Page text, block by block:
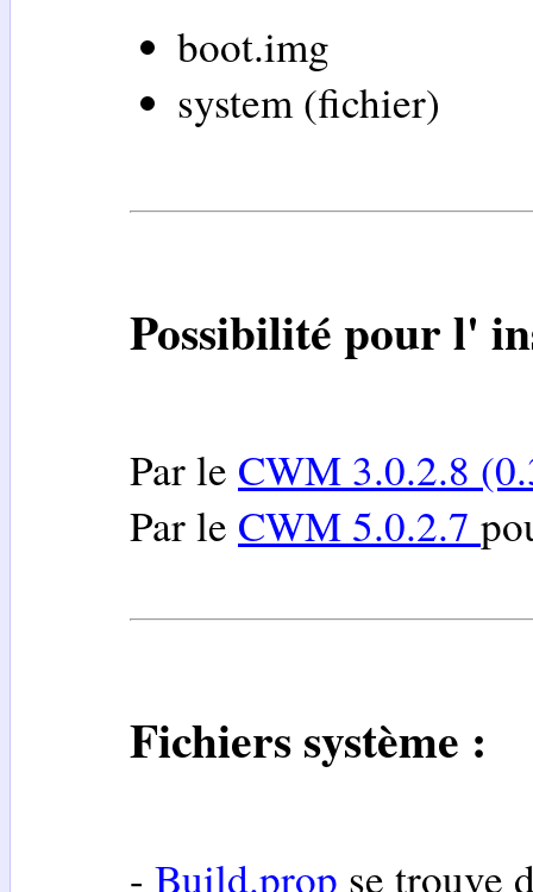
boot.img
system (fichier)
Possibilité pour l'
Par le CWM 3.0.2.8
Par le CWM 5.0.2.7
Fichiers système :
- Build.prop se trouve